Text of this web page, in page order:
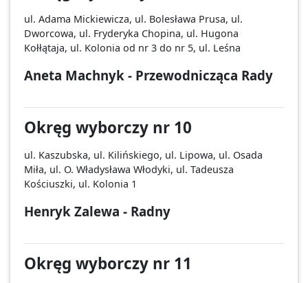
ul. Adama Mickiewicza, ul. Bolesława Prusa, ul.
Dworcowa, ul. Fryderyka Chopina, ul. Hugona
Kołłątaja, ul. Kolonia od nr 3 do nr 5, ul. Leśna
Aneta Machnyk - Przewodnicząca Rady
Okręg wyborczy nr 10
ul. Kaszubska, ul. Kilińskiego, ul. Lipowa, ul. Osada
Miła, ul. O. Władysława Włodyki, ul. Tadeusza
Kościuszki, ul. Kolonia 1
Henryk Zalewa - Radny
Okręg wyborczy nr 11